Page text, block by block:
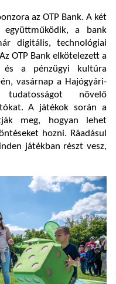
az OTP Bank. A két
a bank
digitális, technológiai
OTP Bank elkötelezett a
és a pénzügyi kultúra
vasárnap a Hajógyári-
tudatosságot növelő
A játékok során a
meg, hogyan lehet
hozni. Ráadásul
játékban részt vesz,